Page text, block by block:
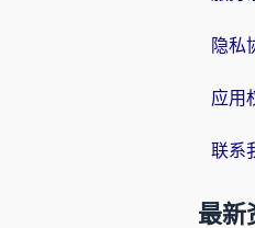
隐私
应用
联系
最新